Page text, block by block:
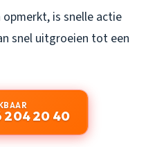
opmerkt, is snelle actie
snel uitgroeien tot een
204 20 40